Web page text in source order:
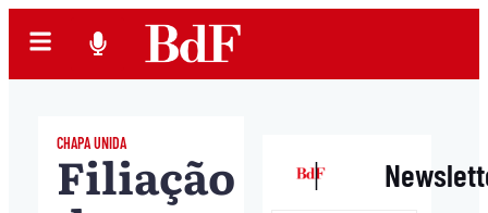
CHAPA UNIDA
Filiação |